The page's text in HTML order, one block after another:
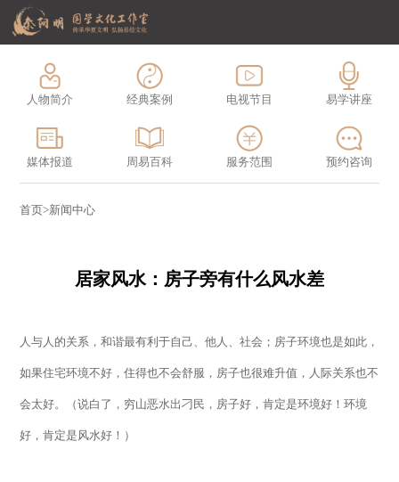
人物简介 经典案例 电视节目 易学讲座
媒体报道 周易百科 服务范围 预约咨询
首页>新闻中心
居家风水：房子旁有什么风水差
人与人的关系，和谐最有利于自己、他人、社会；房子环境也是如此，
如果住宅环境不好，住得也不会舒服，房子也很难升值，人际关系也不
会太好。（说白了，穷山恶水出刁民，房子好，肯定是环境好！环境
好，肯定是风水好！）